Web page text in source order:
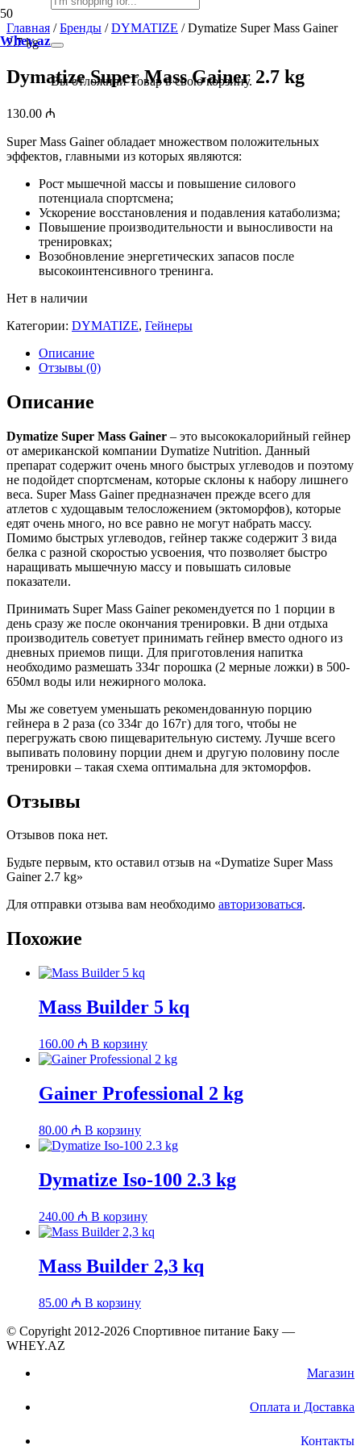
Whey.az
Вы отложилиТоварв свою корзину.
Главная /Бренды /DYMATIZE / Dymatize Super Mass Gainer
2.7 kg
Dymatize Super Mass Gainer 2.7 kg
130.00 ₼
Super Mass Gainer обладает множеством положительных
эффектов, главными из которых являются:
Рост мышечной массы и повышение силового
потенциала спортсмена;
Ускорение восстановления и подавления катаболизма;
Повышение производительности и выносливости на
тренировках;
Возобновление энергетических запасов после
высокоинтенсивного тренинга.
Нет в наличии
Категории: DYMATIZE, Гейнеры
Описание
Отзывы (0)
Описание
Dymatize Super Mass Gainer – это высококалорийный гейнер
от американской компании Dymatize Nutrition. Данный
препарат содержит очень много быстрых углеводов и поэтому
не подойдет спортсменам, которые склоны к набору лишнего
веса. Super Mass Gainer предназначен прежде всего для
атлетов с худощавым телосложением (эктоморфов), которые
едят очень много, но все равно не могут набрать массу.
Помимо быстрых углеводов, гейнер также содержит 3 вида
белка с разной скоростью усвоения, что позволяет быстро
наращивать мышечную массу и повышать силовые
показатели.
Принимать Super Mass Gainer рекомендуется по 1 порции в
день сразу же после окончания тренировки. В дни отдыха
производитель советует принимать гейнер вместо одного из
дневных приемов пищи. Для приготовления напитка
необходимо размешать 334г порошка (2 мерные ложки) в 500-
650мл воды или нежирного молока.
Мы же советуем уменьшать рекомендованную порцию
гейнера в 2 раза (со 334г до 167г) для того, чтобы не
перегружать свою пищеварительную систему. Лучше всего
выпивать половину порции днем и другую половину после
тренировки – такая схема оптимальна для эктоморфов.
Отзывы
Отзывов пока нет.
Будьте первым, кто оставил отзыв на «Dymatize Super Mass
Gainer 2.7 kg»
Для отправки отзыва вам необходимо авторизоваться.
Похожие
Mass Builder 5 kq
160.00 ₼ В корзину
Gainer Professional 2 kg
80.00 ₼ В корзину
Dymatize Iso-100 2.3 kg
240.00 ₼ В корзину
Mass Builder 2,3 kq
85.00 ₼ В корзину
© Copyright 2012-2026 Спортивное питание Баку —
WHEY.AZ
Магазин
Оплата и Доставка
Контакты